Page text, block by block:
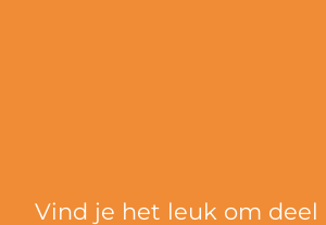
Vind je het leuk om